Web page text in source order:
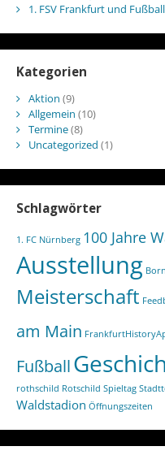
1. FSV Frankfurt und
Kategorien
Aktion (9)
Allgemein (10)
Termine(8)
Uncategorized (1)
Schlagwörter
1. FC Nürnberg 100 Jahre
Ausstellung
Meisterschaft
am Main
Fußball
rothschild Rotschild Spieltag
Waldstadion Öffnungszeiten